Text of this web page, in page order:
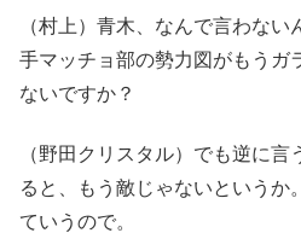
（村上）青木、なんで言わな
手マッチョ部の勢力図がもうガ
ないですか？
（野田クリスタル）でも逆に
ると、もう敵じゃないというか
ていうので。